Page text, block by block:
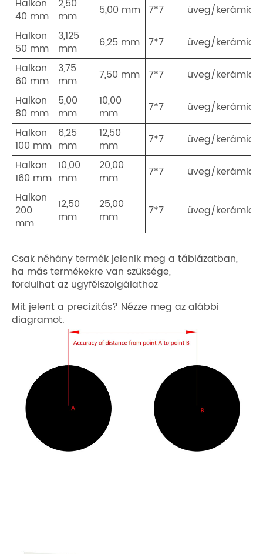
Halkon
40 mm
2,50
mm
5,00 mm 7*7 üveg/kerámia
Halkon
50 mm
3,125
mm
6,25 mm 7*7 üveg/kerámia
Halkon
60 mm
3,75
mm
7,50 mm 7*7 üveg/kerámia
Halkon
80 mm
5,00
mm
10,00
mm
7*7 üveg/kerámia
Halkon
100 mm
6,25
mm
12,50
mm
7*7 üveg/kerámia
Halkon
160 mm
10,00
mm
20,00
mm
7*7 üveg/kerámia
Halkon
200
mm
12,50
mm
25,00
mm
7*7 üveg/kerámia
Csak néhány termék jelenik meg a táblázatban,
ha más termékekre van szüksége,
fordulhat az ügyfélszolgálathoz
Mit jelent a precizitás? Nézze meg az alábbi
diagramot.